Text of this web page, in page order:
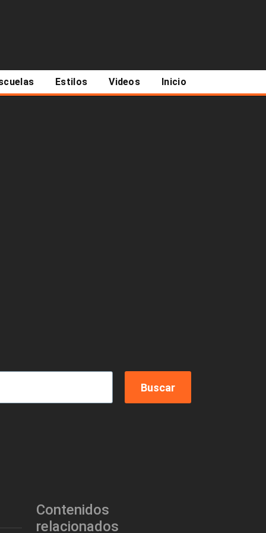
Estilos Videos Inicio
Contenidos
relacionados